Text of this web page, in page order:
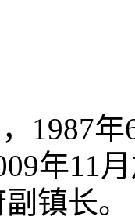
1987
年11
镇长。